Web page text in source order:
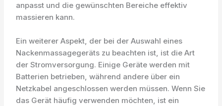
anpasst und die gewünschten Bereiche effektiv
massieren kann.
Ein weiterer Aspekt, der bei der Auswahl eines
Nackenmassagegeräts zu beachten ist, ist die Art
der Stromversorgung. Einige Geräte werden mit
Batterien betrieben, während andere über ein
Netzkabel angeschlossen werden müssen. Wenn Sie
das Gerät häufig verwenden möchten, ist ein